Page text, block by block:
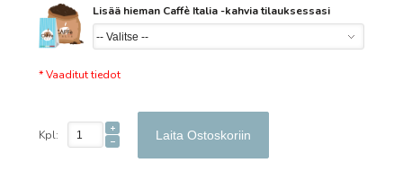
Lisää hieman Caffè Italia -kahvia tilauksessasi
* Vaaditut tiedot
Kpl: Laita Ostoskoriin